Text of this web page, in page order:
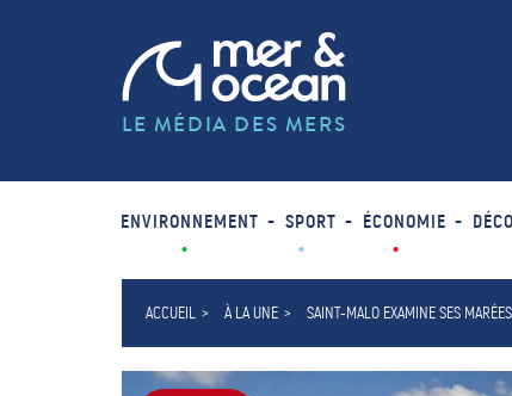
LE MÉDIA DES MERS
ENVIRONNEMENT SPORT ÉCONOMIE
ACCUEIL À LA UNE SAINT-MALO EXAMINE SES